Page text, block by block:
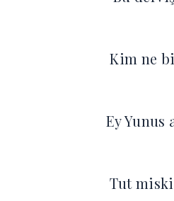
Kim ne
Ey
Tut